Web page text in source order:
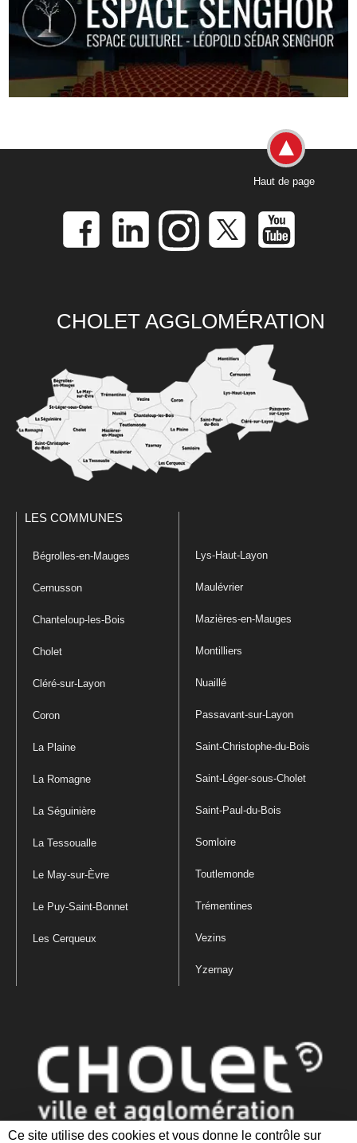
Ce site utilise des cookies et vous donne le contrôle sur
Haut de page
CHOLET AGGLOMÉRATION
LES COMMUNES
Bégrolles-en-Mauges
Cernusson
Chanteloup-les-Bois
Cholet
Cléré-sur-Layon
Coron
La Plaine
La Romagne
La Séguinière
La Tessoualle
Le May-sur-Èvre
Le Puy-Saint-Bonnet
Les Cerqueux
Lys-Haut-Layon
Maulévrier
Mazières-en-Mauges
Montilliers
Nuaillé
Passavant-sur-Layon
Saint-Christophe-du-Bois
Saint-Léger-sous-Cholet
Saint-Paul-du-Bois
Somloire
Toutlemonde
Trémentines
Vezins
Yzernay